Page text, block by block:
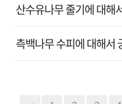
산수유나무 줄기에 대해
측백나무 수피에 대해서